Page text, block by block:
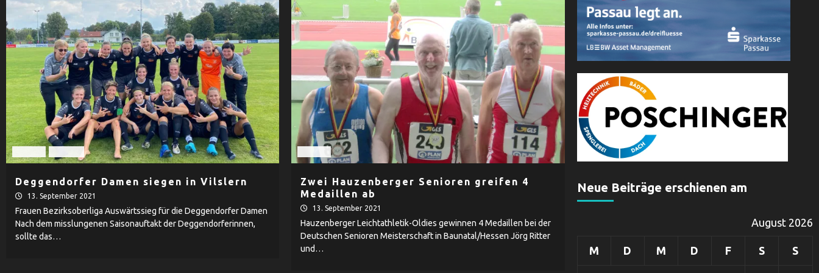
Deggendorfer Damen siegen in Vilslern
13. September 2021
Frauen Bezirksoberliga Auswärtssieg für die Deggendorfer Damen
Nach dem misslungenen Saisonauftakt der Deggendorferinnen,
sollte das…
Zwei Hauzenberger Senioren greifen 4
Medaillen ab
13. September 2021
Hauzenberger Leichtathletik-Oldies gewinnen 4 Medaillen bei der
Deutschen Senioren Meisterschaft in Baunatal/Hessen Jörg Ritter
und…
Neue Beiträge erschienen am
August 2026
M D M D F S S